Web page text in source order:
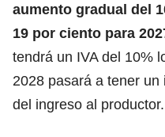
aumento gradual del
19 por ciento para
tendrá un IVA del 10%
2028 pasará a tener
del ingreso al productor.